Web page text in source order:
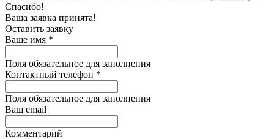
Спасибо!
Ваша заявка принята!
Оставить заявку
Ваше имя *
Поля обязательное для заполнения
Контактный телефон *
Поля обязательное для заполнения
Ваш email
Комментарий